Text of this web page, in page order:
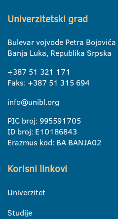
Univerzitetski grad
Bulevar vojvode Petra Bojovića
Banja Luka, Republika Srpska
+387 51 321 171
Faks: +387 51 315 694
info@unibl.org
PIC broj: 995591705
ID broj: E10186843
Erazmus kod: BA BANJA02
Korisni linkovi
Univerzitet
Studije